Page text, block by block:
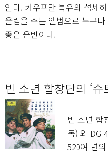
인다. 카우프만 특유의 섬세
울림을 주는 앨범으로 누구
좋은 음반이다.
빈 소년 합창단의 ‘슈
빈 소년 합
독) 외 DG
520여 년